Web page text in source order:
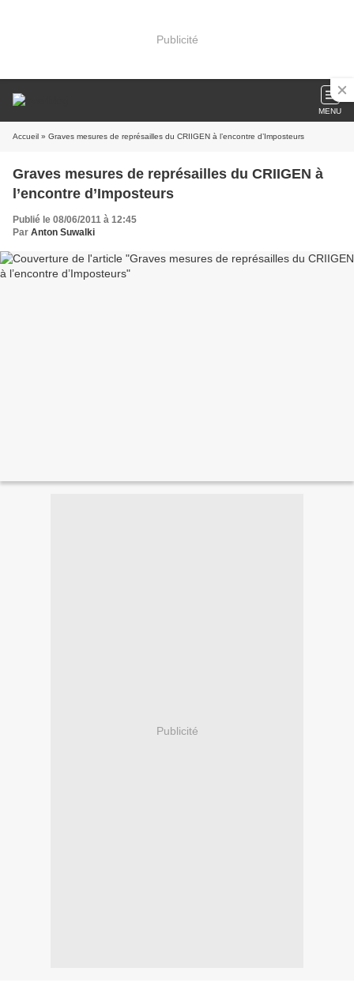
Publicité
MENU
Accueil » Graves mesures de représailles du CRIIGEN à l’encontre d’Imposteurs
Graves mesures de représailles du CRIIGEN à
l’encontre d’Imposteurs
Publié le 08/06/2011 à 12:45
Par Anton Suwalki
Publicité